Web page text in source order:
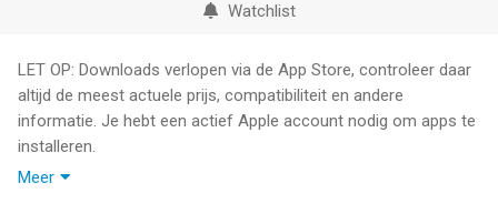
Watchlist
LET OP: Downloads verlopen via de App Store, controleer daar
altijd de meest actuele prijs, compatibiliteit en andere
informatie. Je hebt een actief Apple account nodig om apps te
installeren.
Meer